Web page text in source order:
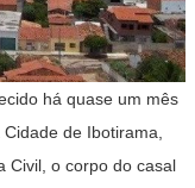
há quase um mês
de Ibotirama,
Civil, o corpo do casal